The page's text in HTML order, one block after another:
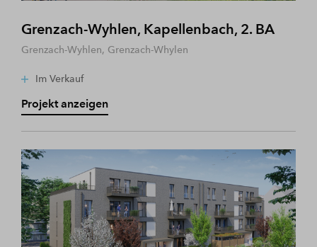
Grenzach-Wyhlen, Kapellenbach, 2. BA
Grenzach-Wyhlen, Grenzach-Whylen
Im Verkauf
Projekt anzeigen